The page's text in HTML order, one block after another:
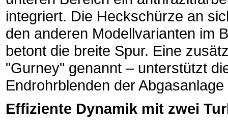
integriert. Die Heckschürze an
den anderen Modellvarianten im
betont die breite Spur. Eine
"Gurney" genannt – unterstützt
Endrohrblenden der
Effiziente Dynamik mit zwei